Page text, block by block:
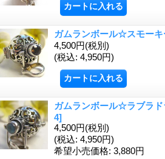
ガムランボール☆スモーキ
4,500円(税別)
(税込: 4,950円)
ガムランボール☆ラブラド
4]
4,500円(税別)
(税込: 4,950円)
希望小売価格: 3,880円